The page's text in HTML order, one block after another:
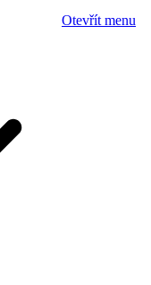
Otevřít menu